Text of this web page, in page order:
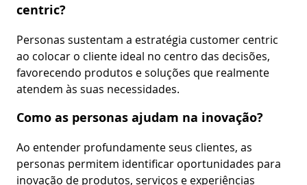
centric?
Personas sustentam a estratégia customer centric
ao colocar o cliente ideal no centro das decisões,
favorecendo produtos e soluções que realmente
atendem às suas necessidades.
Como as personas ajudam na inovação?
Ao entender profundamente seus clientes, as
personas permitem identificar oportunidades para
inovação de produtos, serviços e experiências